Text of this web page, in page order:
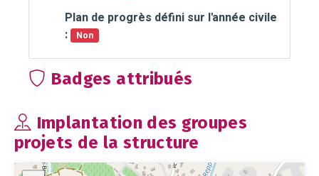
Plan de progrès défini sur l'année civile
:
Non
Badges attribués
Implantation des groupes
projets de la structure